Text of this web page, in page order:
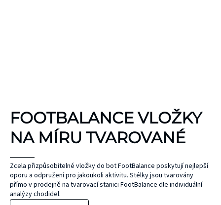
FOOTBALANCE VLOŽKY
NA MÍRU TVAROVANÉ
Zcela přizpůsobitelné vložky do bot FootBalance poskytují nejlepší
oporu a odpružení pro jakoukoli aktivitu. Stélky jsou tvarovány
přímo v prodejně na tvarovací stanici FootBalance dle individuální
analýzy chodidel.
UNIHOC
MAX
ČEPEL
ZONE
KINEZIOLOGICKÉ
TEJPY
KT TAPE
bez latexu a
přírodního